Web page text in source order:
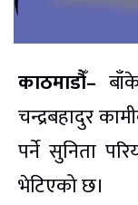
काठमाडौँ–
चन्द्रबहादुर
पर्ने सुनिता
भेटिएको छ।